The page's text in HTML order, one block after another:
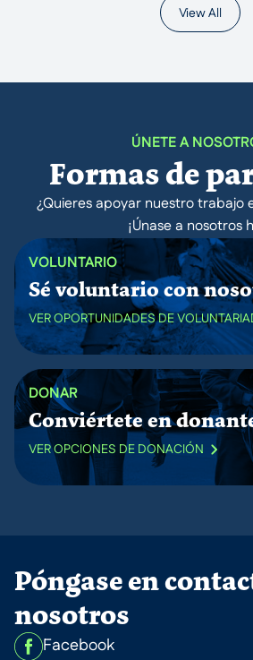
View All
ÚNETE A
Formas de
¿Quieres apoyar nuestro trabajo
¡Únase a nosotros
VOLUNTARIO
Sé voluntario con
VER OPORTUNIDADES DE
DONAR
Conviértete en
VER OPCIONES DE DONACIÓN
Póngase en
nosotros
Facebook